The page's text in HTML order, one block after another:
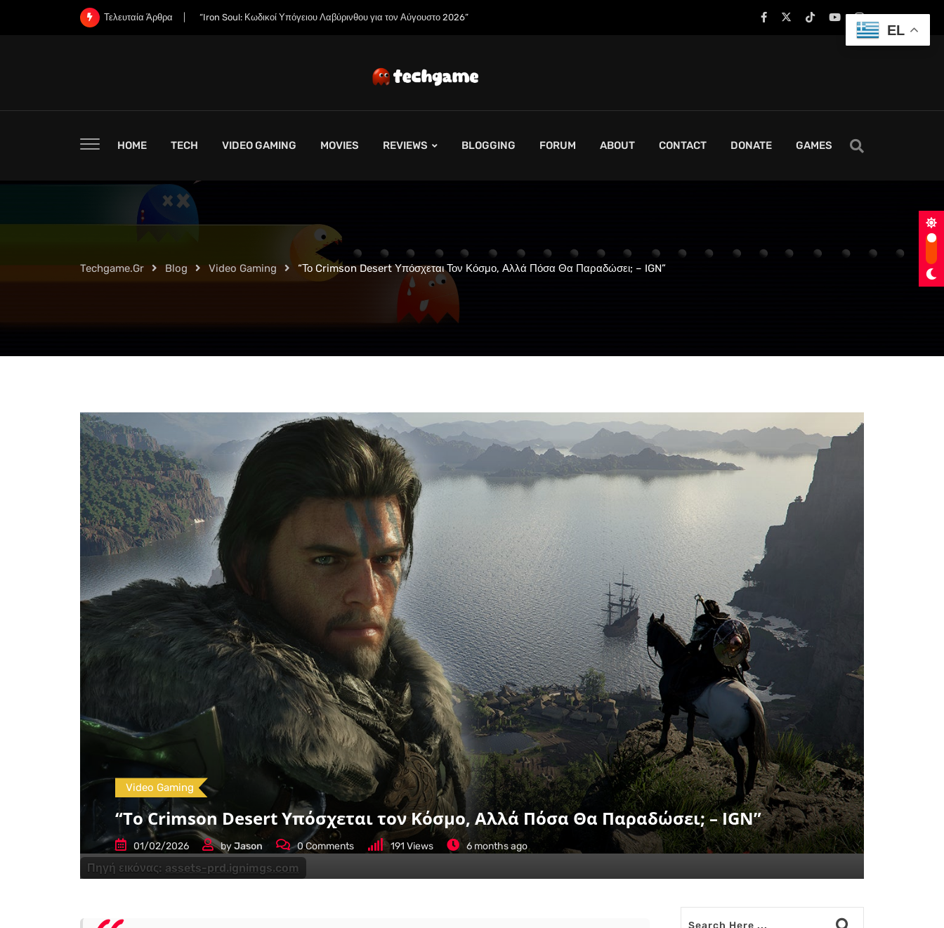
Τελευταία Άρθρα “Iron Soul: Κωδικοί Υπόγειου Λαβύρινθου για τον Αύγουστο 2026”
HOME TECH VIDEO GAMING MOVIES REVIEWS BLOGGING FORUM ABOUT CONTACT DONATE GAMES
Techgame.gr Blog Video Gaming “Το Crimson Desert Υπόσχεται Τον Κόσμο, Αλλά Πόσα Θα Παραδώσει; – IGN”
Πηγή εικόνας: assets-prd.ignimgs.com
Video Gaming
“Το Crimson Desert Υπόσχεται τον Κόσμο, Αλλά Πόσα Θα Παραδώσει; – IGN”
01/02/2026 byJason 0Comments 191 Views 6 months ago
EL